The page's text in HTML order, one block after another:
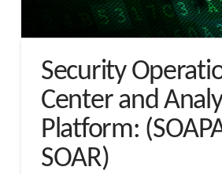
Security
Center and
Platform:
SOAR)